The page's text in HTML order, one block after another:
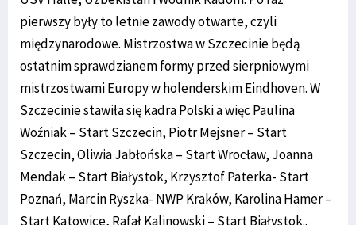
pierwszy były to letnie zawody otwarte, czyli
międzynarodowe. Mistrzostwa w Szczecinie będą
ostatnim sprawdzianem formy przed sierpniowymi
mistrzostwami Europy w holenderskim Eindhoven. W
Szczecinie stawiła się kadra Polski a więc Paulina
Woźniak – Start Szczecin, Piotr Mejsner – Start
Szczecin, Oliwia Jabłońska – Start Wrocław, Joanna
Mendak – Start Białystok, Krzysztof Paterka- Start
Poznań, Marcin Ryszka- NWP Kraków, Karolina Hamer –
Start Katowice, Rafał Kalinowski – Start Białystok..